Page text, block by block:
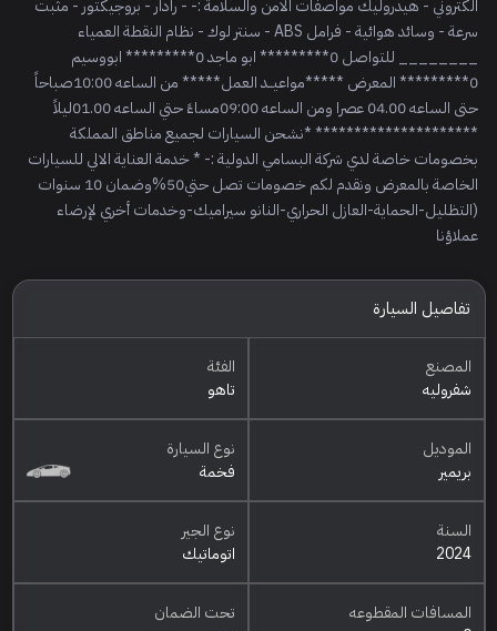
الكتروني - هيدروليك مواصفات الامن والسلامة :- - رادار - بروجيكتور - مثبت
سرعة - وسائد هوائية - فرامل ABS - سنتر لوك - نظام النقطة العمياء
________ للتواصل 0********* ابو ماجد 0********* ابووسيم
0********* المعرض *****مواعيــد العمل***** من الساعه 10:00صباحاً
حتى الساعه 04.00 عصرا ومن الساعه 09:00مساءً حتي الساعه 01.00ليلاً
********************* *نشحن السيارات لجميع مناطق المملكة
بخصومات خاصة لدي شركة البسامي الدولية :- * خدمة العناية الالي للسيارات
الخاصة بالمعرض ونقدم لكم خصومات تصل حتي50%وضمان 10 سنوات
(التظليل-الحماية-العازل الحراري-النانو سيراميك-وخدمات أخري لإرضاء
عملاؤنا
تفاصيل السيارة
المصنع
شفروليه
الفئة
تاهو
الموديل
بريمير
نوع السيارة
فخمة
السنة
2024
نوع الجير
اتوماتيك
المسافات المقطوعه
تحت الضمان